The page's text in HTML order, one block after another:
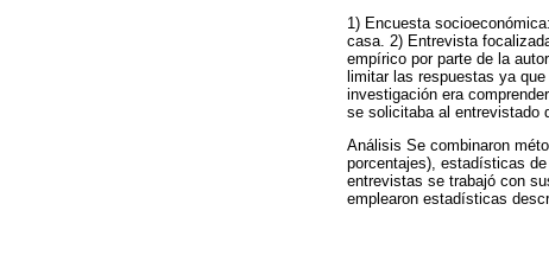
1) Encuesta
casa. 2) Entrevista
empírico por parte de la
limitar las respuestas ya
investigación era
se solicitaba al entrevistado
Análisis Se combinaron
porcentajes), estadísticas
entrevistas se trabajó con
emplearon estadísticas